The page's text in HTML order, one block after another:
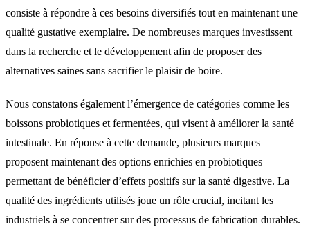
consiste à répondre à ces besoins diversifiés tout en maintenant une
qualité gustative exemplaire. De nombreuses marques investissent
dans la recherche et le développement afin de proposer des
alternatives saines sans sacrifier le plaisir de boire.
Nous constatons également l’émergence de catégories comme les
boissons probiotiques et fermentées, qui visent à améliorer la santé
intestinale. En réponse à cette demande, plusieurs marques
proposent maintenant des options enrichies en probiotiques
permettant de bénéficier d’effets positifs sur la santé digestive. La
qualité des ingrédients utilisés joue un rôle crucial, incitant les
industriels à se concentrer sur des processus de fabrication durables.